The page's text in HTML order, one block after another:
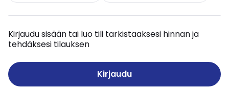
Kirjaudu sisään tai luo tili tarkistaaksesi hinnan ja
tehdäksesi tilauksen
Kirjaudu